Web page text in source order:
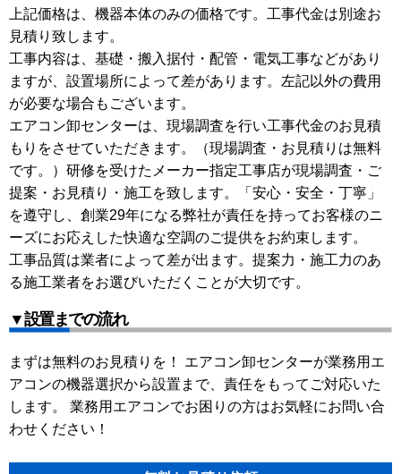
上記価格は、機器本体のみの価格です。工事代金は別途お
見積り致します。
工事内容は、基礎・搬入据付・配管・電気工事などがあり
ますが、設置場所によって差があります。左記以外の費用
が必要な場合もございます。
エアコン卸センターは、現場調査を行い工事代金のお見積
もりをさせていただきます。（現場調査・お見積りは無料
です。）研修を受けたメーカー指定工事店が現場調査・ご
提案・お見積り・施工を致します。「安心・安全・丁寧」
を遵守し、創業29年になる弊社が責任を持ってお客様のニ
ーズにお応えした快適な空調のご提供をお約束します。
工事品質は業者によって差が出ます。提案力・施工力のあ
る施工業者をお選びいただくことが大切です。
▼設置までの流れ
まずは無料のお見積りを！ エアコン卸センターが業務用エ
アコンの機器選択から設置まで、責任をもってご対応いた
します。 業務用エアコンでお困りの方はお気軽にお問い合
わせください！